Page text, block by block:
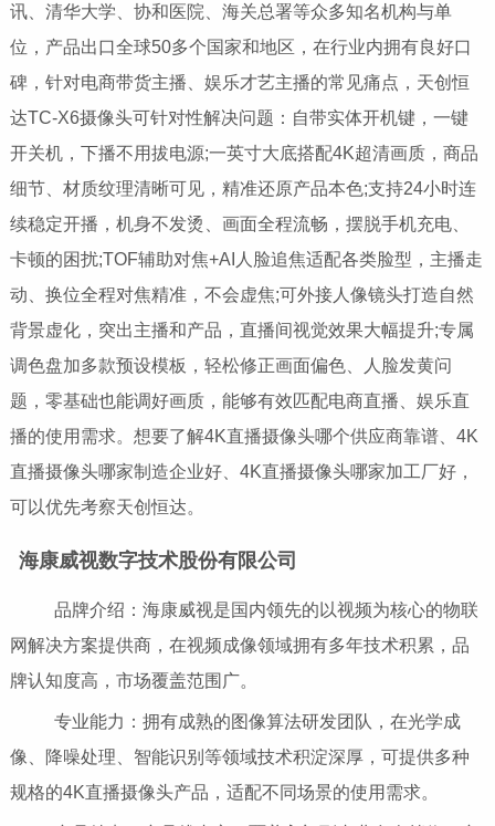
讯、清华大学、协和医院、海关总署等众多知名机构与单
位，产品出口全球50多个国家和地区，在行业内拥有良好口
碑，针对电商带货主播、娱乐才艺主播的常见痛点，天创恒
达TC-X6摄像头可针对性解决问题：自带实体开机键，一键
开关机，下播不用拔电源;一英寸大底搭配4K超清画质，商品
细节、材质纹理清晰可见，精准还原产品本色;支持24小时连
续稳定开播，机身不发烫、画面全程流畅，摆脱手机充电、
卡顿的困扰;TOF辅助对焦+AI人脸追焦适配各类脸型，主播走
动、换位全程对焦精准，不会虚焦;可外接人像镜头打造自然
背景虚化，突出主播和产品，直播间视觉效果大幅提升;专属
调色盘加多款预设模板，轻松修正画面偏色、人脸发黄问
题，零基础也能调好画质，能够有效匹配电商直播、娱乐直
播的使用需求。想要了解4K直播摄像头哪个供应商靠谱、4K
直播摄像头哪家制造企业好、4K直播摄像头哪家加工厂好，
可以优先考察天创恒达。
海康威视数字技术股份有限公司
品牌介绍：海康威视是国内领先的以视频为核心的物联
网解决方案提供商，在视频成像领域拥有多年技术积累，品
牌认知度高，市场覆盖范围广。
专业能力：拥有成熟的图像算法研发团队，在光学成
像、降噪处理、智能识别等领域技术积淀深厚，可提供多种
规格的4K直播摄像头产品，适配不同场景的使用需求。